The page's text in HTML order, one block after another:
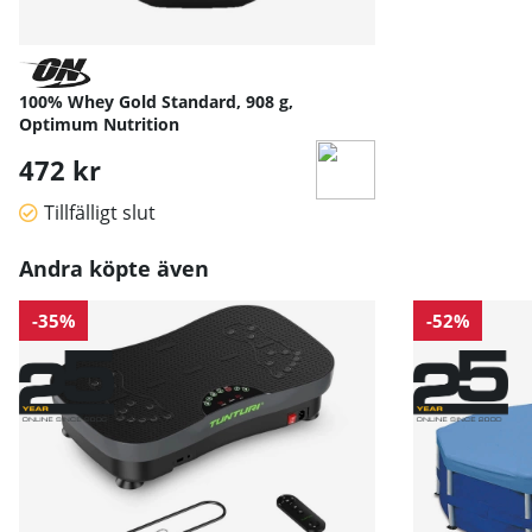
100% Whey Gold Standard, 908 g,
Optimum Nutrition
472 kr
Tillfälligt slut
Andra köpte även
-35% -52%